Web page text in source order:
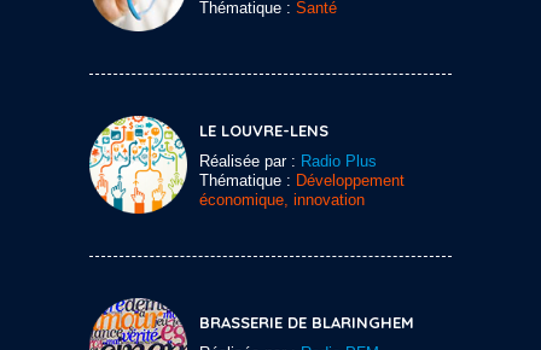
Thématique : Santé
LE LOUVRE-LENS
Réalisée par : Radio Plus
Thématique : Développement
économique, innovation
BRASSERIE DE BLARINGHEM